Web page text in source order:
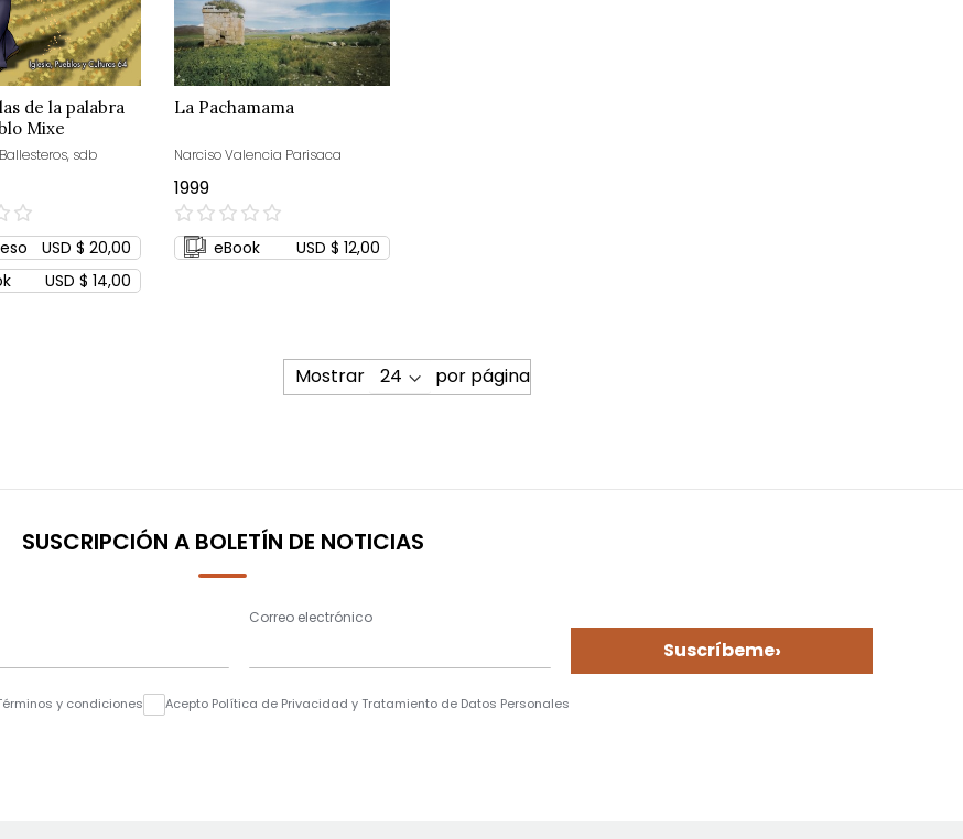
de la palabra
Mixe
sdb
USD $ 20,00
USD $ 14,00
La Pachamama
Narciso Valencia Parisaca
1999
0%
eBook USD $ 12,00
Mostrar por página
SUSCRIPCIÓN A BOLETÍN DE NOTICIAS
Correo electrónico
Suscríbeme›
y condiciones Acepto Política de Privacidad y Tratamiento de Datos Personales